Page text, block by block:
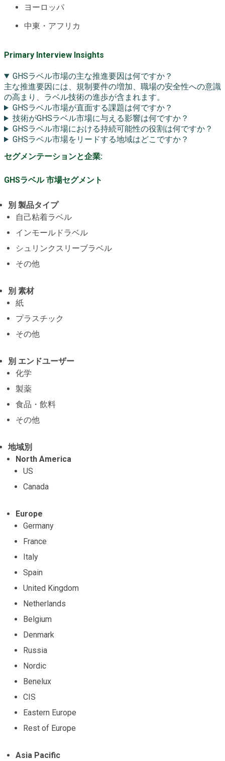
ヨーロッパ
中東・アフリカ
Primary Interview Insights
GHSラベル市場の主な推進要因は何ですか？
主な推進要因には、規制要件の増加、職場の安全性への意識
の高まり、ラベル技術の進歩が含まれます。
GHSラベル市場が直面する課題は何ですか？
技術がGHSラベル市場に与える影響は何ですか？
GHSラベル市場における持続可能性の役割は何ですか？
GHSラベル市場をリードする地域はどこですか？
セグメンテーションと企業:
GHSラベル 市場セグメント
別 製品タイプ
自己粘着ラベル
インモールドラベル
シュリンクスリーブラベル
その他
別 素材
紙
プラスチック
その他
別 エンドユーザー
化学
製薬
食品・飲料
その他
地域別
North America
US
Canada
Europe
Germany
France
Italy
Spain
United Kingdom
Netherlands
Belgium
Denmark
Russia
Nordic
Benelux
CIS
Eastern Europe
Rest of Europe
Asia Pacific